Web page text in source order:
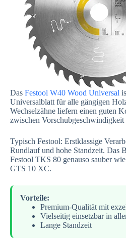
Das Festool W40 Wood Universal
Universalblatt für alle gängigen
Wechselzähne liefern einen guten
zwischen
Typisch Festool: Erstklassige
Rundlauf und hohe Standzeit. Das
Festool TKS 80 genauso sauber
GTS 10 XC.
Vorteile:
Premium-Qualität mit
Vielseitig einsetzbar in
Lange Standzeit